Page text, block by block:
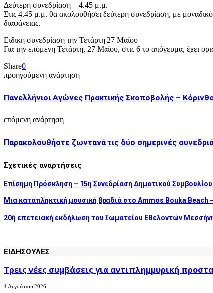
Δεύτερη συνεδρίαση – 4.45 μ.μ.
Στις 4.45 μ.μ. θα ακολουθήσει δεύτερη συνεδρίαση, με μοναδικό
διαφάνειας.
Ειδική συνεδρίαση την Τετάρτη 27 Μαΐου
Για την επόμενη Τετάρτη, 27 Μαΐου, στις 6 το απόγευμα, έχει
Share0
προηγούμενη ανάρτηση
Πανελλήνιοι Αγώνες Πρακτικής Σκοποβολής –
επόμενη ανάρτηση
Παρακολουθήστε ζωντανά τις δύο σημερινές
Σχετικές αναρτήσεις
Επίσημη Πρόσκληση – 15η Συνεδρίαση Δημοτικού
Μια καταπληκτική μουσική βραδιά στο Ammos Bouka
20ή επετειακή εκδήλωση του Σωματείου Εθελοντών
ΕΙΔΗΣΟΥΛΕΣ
Τρεις νέες συμβάσεις για αντιπλημμυρική
4 Αυγούστου 2026